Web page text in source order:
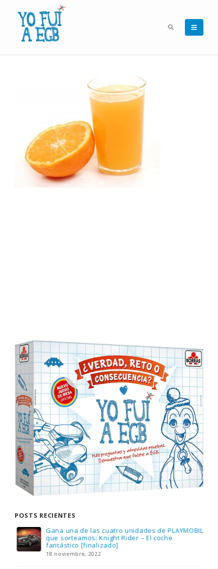
POSTS RECIENTES
Gana una de las cuatro unidades de PLAYMOBIL
que sorteamos: Knight Rider – El coche
fantástico [finalizado]
18 noviembre, 2022